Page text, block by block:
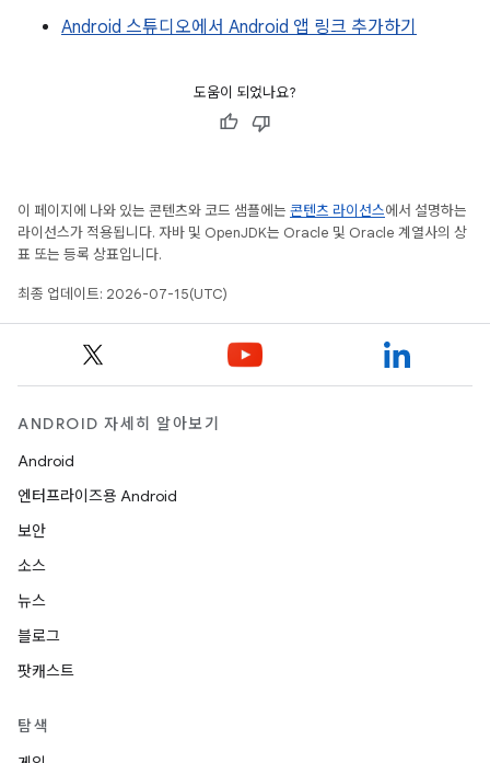
Android 스튜디오에서 Android 앱 링크 추가하기
도움이 되었나요?
이 페이지에 나와 있는 콘텐츠와 코드 샘플에는 콘텐츠 라이선스에서 설명하는
라이선스가 적용됩니다. 자바 및 OpenJDK는 Oracle 및 Oracle 계열사의 상
표 또는 등록 상표입니다.
최종 업데이트: 2026-07-15(UTC)
ANDROID 자세히 알아보기
Android
엔터프라이즈용 Android
보안
소스
뉴스
블로그
팟캐스트
탐색